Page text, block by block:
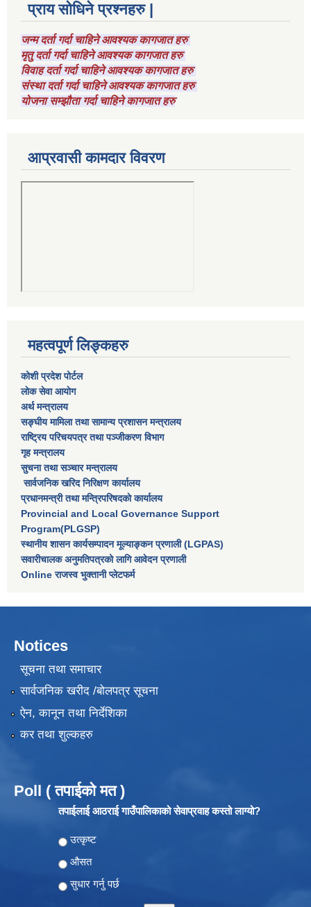
प्राय सोधिने प्रश्नहरु |
जन्म दर्ता गर्दा चाहिने आवश्यक कागजात हरु
मृतु दर्ता गर्दा चाहिने आवश्यक कागजात हरु
विवाह दर्ता गर्दा चाहिने आवश्यक कागजात हरु
संस्था दर्ता गर्दा चाहिने आवश्यक कागजात हरु
योजना सम्झौता गर्दा चाहिने कागजात हरु
आप्रवासी कामदार विवरण
महत्वपूर्ण लिङ्कहरु
कोशी प्रदेश पोर्टल
लाेक सेवा आयाेग
अर्थ मन्त्रालय
सङ्घीय मामिला तथा सामान्य प्रशासन मन्त्रालय
राष्‍ट्रिय परिचयपत्र तथा पञ्‍जीकरण विभाग
गृह मन्त्रालय
सुचना तथा सञ्चार मन्त्रालय
सार्वजनिक खरिद निरिक्षण कार्यालय
प्रधानमन्त्री तथा मन्त्रिपरिषदकाे कार्यालय
Provincial and Local Governance Support
Program(PLGSP)
स्थानीय शासन कार्यसम्पादन मूल्याङ्कन प्रणाली (LGPAS)
सवारीचालक अनुमतिपत्रको लागि आवेदन प्रणाली
Online राजस्व भुक्तानी प्लेटफर्म
Notices
सूचना तथा समाचार
सार्वजनिक खरीद /बोलपत्र सूचना
ऐन, कानून तथा निर्देशिका
कर तथा शुल्कहरु
Poll ( तपाईको मत )
तपाईलाई आठराई गाउँपालिकाको सेवाप्रवाह कस्तो लाग्यो?
Choices
उत्कृष्ट
औसत
सुधार गर्नु पर्छ